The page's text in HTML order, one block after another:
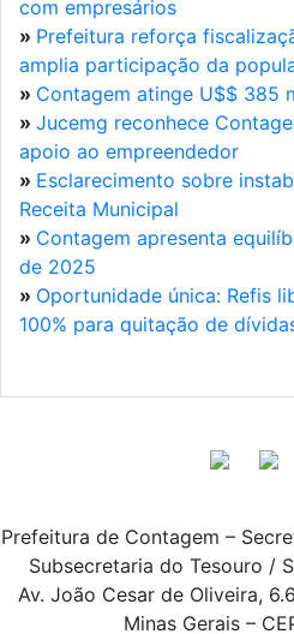
com empresários
» Prefeitura reforça
amplia participação da
» Contagem atinge U$$ 385
» Jucemg reconhece
apoio ao empreendedor
» Esclarecimento sobre
Receita Municipal
» Contagem apresenta
de 2025
» Oportunidade única: Refis
100% para quitação de
Prefeitura de Contagem –
Subsecretaria do Tesouro /
Av. João Cesar de Oliveira,
Minas Gerais –